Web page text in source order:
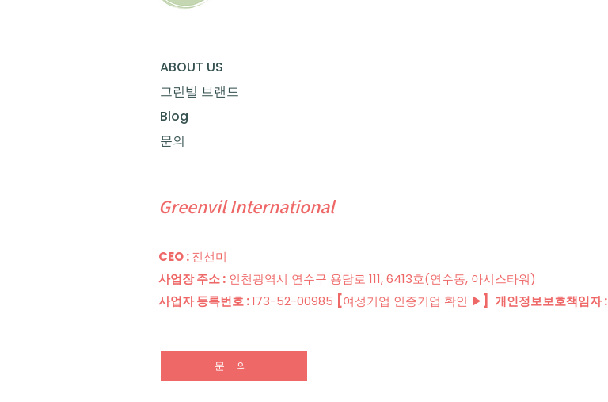
ABOUT US
그린빌 브랜드
Blog
문의
Greenvil International
​CEO :진선미
사업장 주소 : 인천광역시 연수구 용담로 111, 6413호(연수동, 아시스타워)
사업자 등록번호 :173-52-00985 [여성기업 인증기업 확인 ▶] 개인정보보호책임자 :
문 의